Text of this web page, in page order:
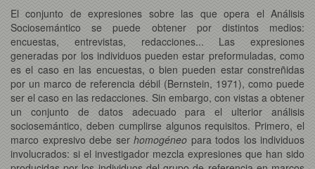
El conjunto de expresiones sobre las que opera el Análisis
Sociosemántico se puede obtener por distintos medios:
encuestas, entrevistas, redacciones... Las expresiones
generadas por los individuos pueden estar preformuladas, como
es el caso en las encuestas, o bien pueden estar constreñidas
por un marco de referencia débil (Bernstein, 1971), como puede
ser el caso en las redacciones. Sin embargo, con vistas a obtener
un conjunto de datos adecuado para el ulterior análisis
sociosemántico, deben cumplirse algunos requisitos. Primero, el
marco expresivo debe ser homogéneo para todos los individuos
involucrados: si el investigador mezcla expresiones que han sido